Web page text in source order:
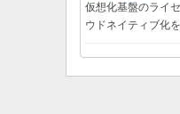
仮想化基盤のライ
ウドネイティブ化